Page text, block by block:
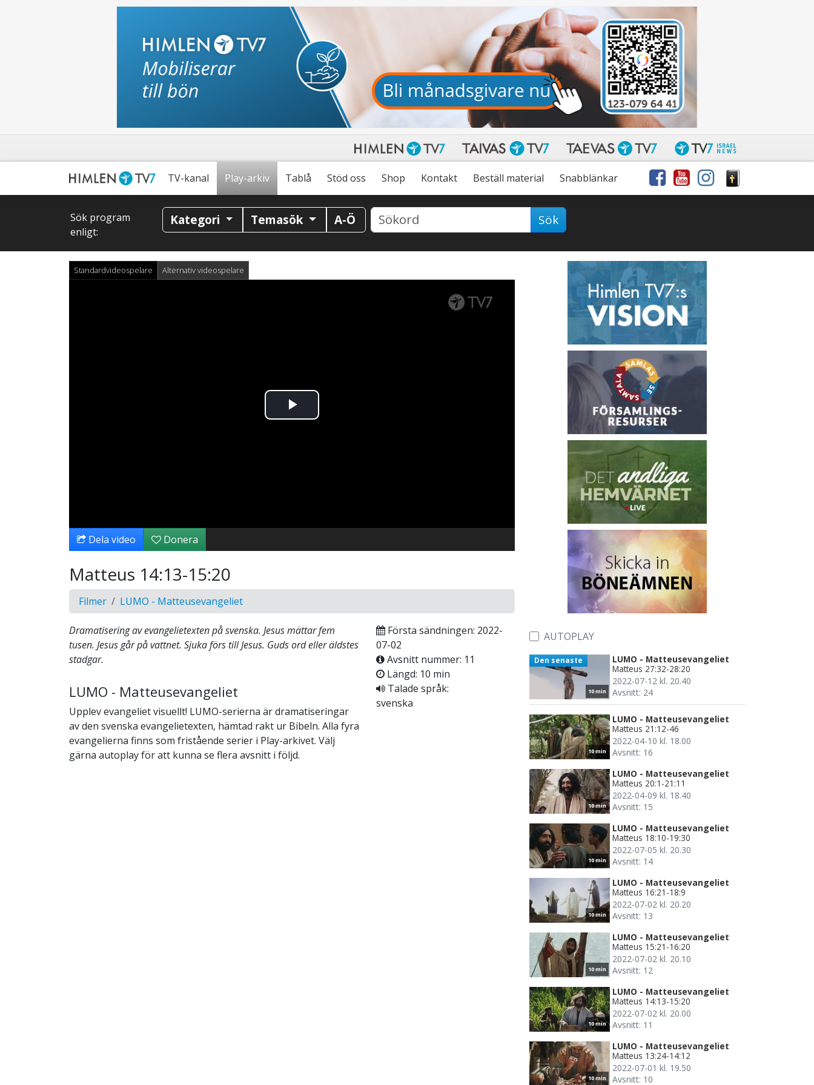
TV-kanal Play-arkiv Tablå Stöd oss Shop Kontakt Beställ material Snabblänkar
Sök program
enligt:
Kategori Temasök A-Ö Sök
Standardvideospelare Alternativ videospelare
Spela
Dela video Donera
Matteus 14:13-15:20
Filmer LUMO - Matteusevangeliet
Dramatisering av evangelietexten på svenska. Jesus mättar fem
tusen. Jesus går på vattnet. Sjuka förs till Jesus. Guds ord eller äldstes
stadgar.
LUMO - Matteusevangeliet
Upplev evangeliet visuellt! LUMO-serierna är dramatiseringar
av den svenska evangelietexten, hämtad rakt ur Bibeln. Alla fyra
evangelierna finns som fristående serier i Play-arkivet. Välj
gärna autoplay för att kunna se flera avsnitt i följd.
Första sändningen: 2022-
07-02
Avsnitt nummer: 11
Längd: 10 min
Talade språk:
svenska
AUTOPLAY
10 min
Den senaste
LUMO - Matteusevangeliet
Matteus 27:32-28:20
2022-07-12 kl. 20.40
Avsnitt: 24
10 min
LUMO - Matteusevangeliet
Matteus 21:12-46
2022-04-10 kl. 18.00
Avsnitt: 16
10 min
LUMO - Matteusevangeliet
Matteus 20:1-21:11
2022-04-09 kl. 18.40
Avsnitt: 15
10 min
LUMO - Matteusevangeliet
Matteus 18:10-19:30
2022-07-05 kl. 20.30
Avsnitt: 14
10 min
LUMO - Matteusevangeliet
Matteus 16:21-18:9
2022-07-02 kl. 20.20
Avsnitt: 13
10 min
LUMO - Matteusevangeliet
Matteus 15:21-16:20
2022-07-02 kl. 20.10
Avsnitt: 12
10 min
LUMO - Matteusevangeliet
Matteus 14:13-15:20
2022-07-02 kl. 20.00
Avsnitt: 11
10 min
LUMO - Matteusevangeliet
Matteus 13:24-14:12
2022-07-01 kl. 19.50
Avsnitt: 10